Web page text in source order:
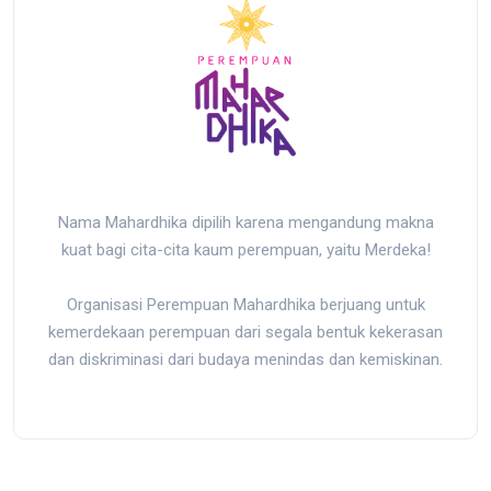
Nama Mahardhika dipilih karena mengandung makna
kuat bagi cita-cita kaum perempuan, yaitu Merdeka!
Organisasi Perempuan Mahardhika berjuang untuk
kemerdekaan perempuan dari segala bentuk kekerasan
dan diskriminasi dari budaya menindas dan kemiskinan.